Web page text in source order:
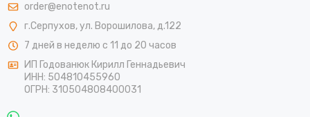
order@enotenot.ru
г.Серпухов, ул. Ворошилова, д.122
7 дней в неделю с 11 до 20 часов
ИП Годованюк Кирилл Геннадьевич
ИНН: 504810455960
ОГРН: 310504808400031